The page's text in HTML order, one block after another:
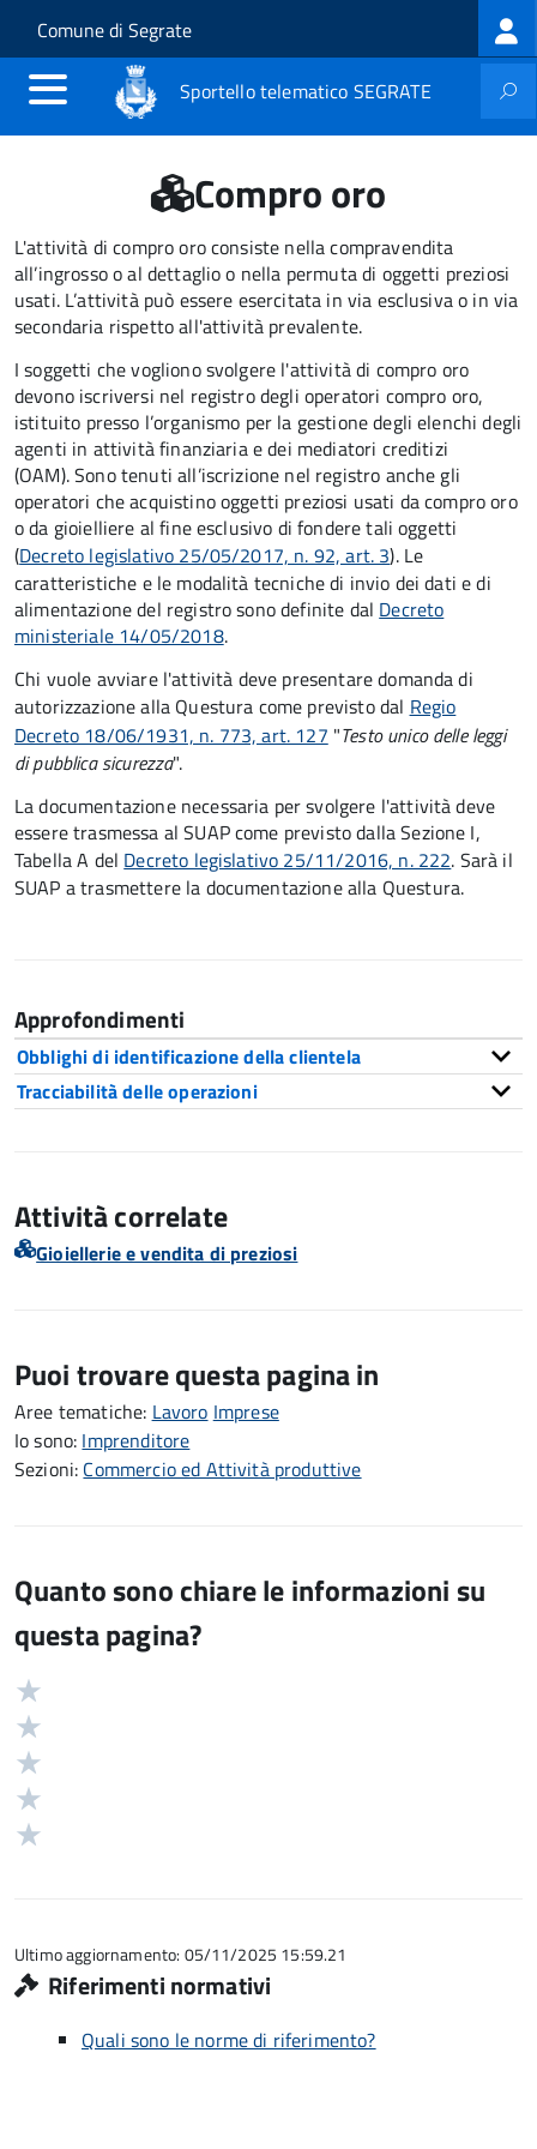
Salta al contenuto principale
Skip to site navigation
Comune di Segrate
Sportello telematico SEGRATE
Compro oro
L'attività di compro oro consiste nella compravendita
all’ingrosso o al dettaglio o nella permuta di oggetti preziosi
usati. L’attività può essere esercitata in via esclusiva o in via
secondaria rispetto all'attività prevalente.
I soggetti che vogliono svolgere l'attività di compro oro
devono iscriversi nel registro degli operatori compro oro,
istituito presso l’organismo per la gestione degli elenchi degli
agenti in attività finanziaria e dei mediatori creditizi
(OAM).Sono tenuti all’iscrizione nel registro anche gli
operatori che acquistino oggetti preziosi usati da compro oro
o da gioielliere al fine esclusivo di fondere tali oggetti
(Decreto legislativo 25/05/2017, n. 92, art. 3). Le
caratteristiche e le modalità tecniche di invio dei dati e di
alimentazione del registro sono definite dal Decreto
ministeriale 14/05/2018.
Chi vuole avviare l'attività deve presentare domanda di
autorizzazione alla Questura come previsto dal Regio
Decreto 18/06/1931, n. 773, art. 127 "Testo unico delle leggi
di pubblica sicurezza".
La documentazione necessaria per svolgere l'attività deve
essere trasmessa al SUAP come previsto dalla Sezione I,
Tabella A del Decreto legislativo 25/11/2016, n. 222. Sarà il
SUAP a trasmettere la documentazione alla Questura.
Approfondimenti
Obblighi di identificazione della clientela
Tracciabilità delle operazioni
Attività correlate
Gioiellerie e vendita di preziosi
Puoi trovare questa pagina in
Aree tematiche: Lavoro Imprese
Io sono: Imprenditore
Sezioni: Commercio ed Attività produttive
Quanto sono chiare le informazioni su
questa pagina?
Valutazione
5
Ultimo aggiornamento: 05/11/2025 15:59.21
Riferimenti normativi
Quali sono le norme di riferimento?